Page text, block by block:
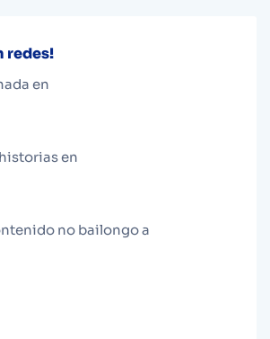
redes!
en
en
no bailongo a